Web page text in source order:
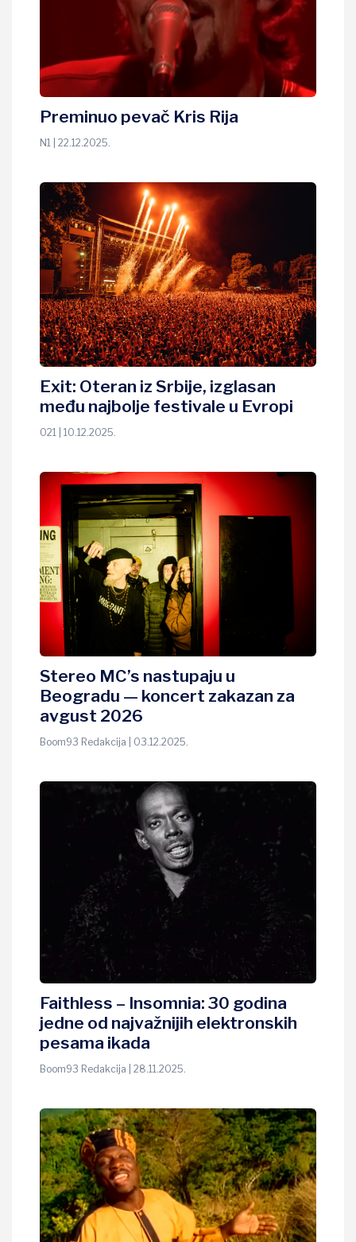
Preminuo pevač Kris Rija
N1 | 22.12.2025.
Exit: Oteran iz Srbije, izglasan
među najbolje festivale u Evropi
021 | 10.12.2025.
Stereo MC’s nastupaju u
Beogradu — koncert zakazan za
avgust 2026
Boom93 Redakcija | 03.12.2025.
Faithless – Insomnia: 30 godina
jedne od najvažnijih elektronskih
pesama ikada
Boom93 Redakcija | 28.11.2025.